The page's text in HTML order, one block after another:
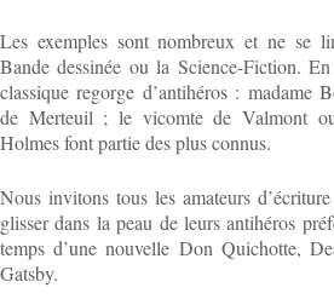
Les exemples sont nombreux et ne se
Bande dessinée ou la Science-Fiction.
classique regorge d’antihéros : madame
de Merteuil ; le vicomte de Valmont
Holmes font partie des plus connus.
Nous invitons tous les amateurs
glisser dans la peau de leurs antihéros
temps d’une nouvelle Don Quichotte,
Gatsby.